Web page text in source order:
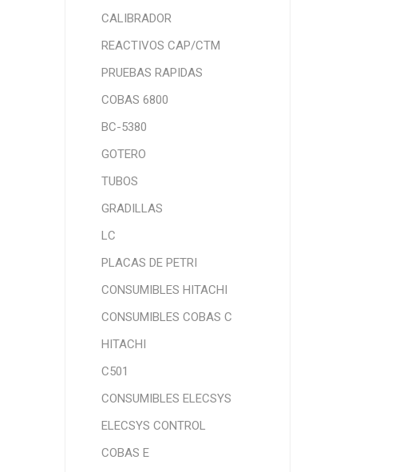
CALIBRADOR
REACTIVOS CAP/CTM
PRUEBAS RAPIDAS
COBAS 6800
BC-5380
GOTERO
TUBOS
GRADILLAS
LC
PLACAS DE PETRI
CONSUMIBLES HITACHI
CONSUMIBLES COBAS C
HITACHI
C501
CONSUMIBLES ELECSYS
ELECSYS CONTROL
COBAS E